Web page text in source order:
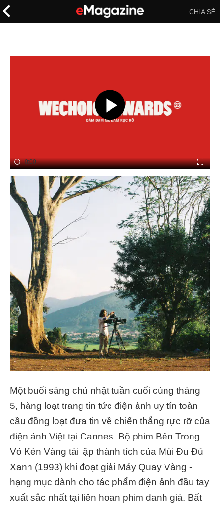
CHIA SẺ
0:00
Một buổi sáng chủ nhật tuần cuối cùng tháng
5, hàng loạt trang tin tức điện ảnh uy tín toàn
cầu đồng loạt đưa tin về chiến thắng rực rỡ của
điện ảnh Việt tại Cannes. Bộ phim Bên Trong
Vỏ Kén Vàng tái lập thành tích của Mùi Đu Đủ
Xanh (1993) khi đoạt giải Máy Quay Vàng -
hạng mục dành cho tác phẩm điện ảnh đầu tay
xuất sắc nhất tại liên hoan phim danh giá. Bất